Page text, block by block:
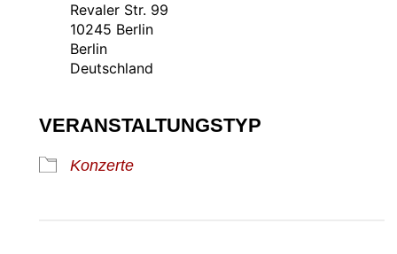
Revaler Str. 99
10245 Berlin
Berlin
Deutschland
VERANSTALTUNGSTYP
Konzerte